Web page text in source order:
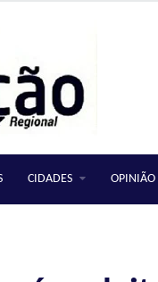
CIDADES OPINIÃO